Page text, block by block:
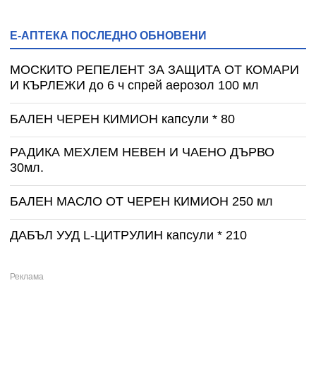
Е-АПТЕКА ПОСЛЕДНО ОБНОВЕНИ
МОСКИТО РЕПЕЛЕНТ ЗА ЗАЩИТА ОТ КОМАРИ
И КЪРЛЕЖИ до 6 ч спрей аерозол 100 мл
БАЛЕН ЧЕРЕН КИМИОН капсули * 80
РАДИКА МЕХЛЕМ НЕВЕН И ЧАЕНО ДЪРВО
30мл.
БАЛЕН МАСЛО ОТ ЧЕРЕН КИМИОН 250 мл
ДАБЪЛ УУД L-ЦИТРУЛИН капсули * 210